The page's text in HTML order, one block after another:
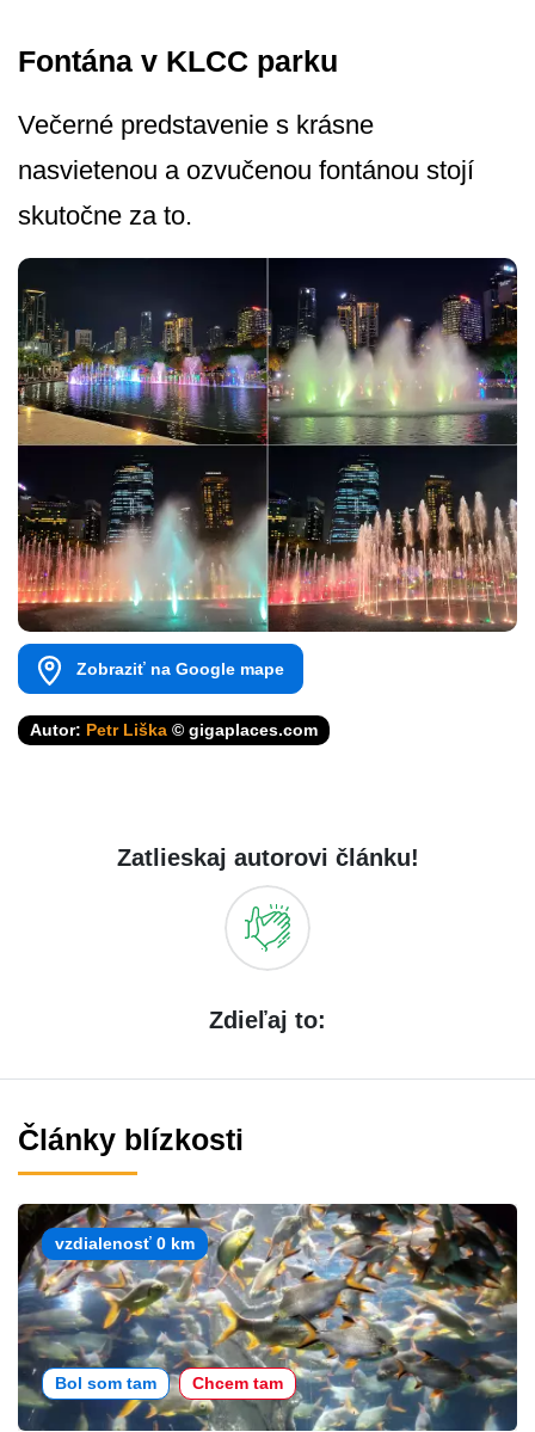
Fontána v KLCC parku
Večerné predstavenie s krásne
nasvietenou a ozvučenou fontánou stojí
skutočne za to.
Zobraziť na Google mape
Autor: Petr Liška © gigaplaces.com
Zatlieskaj autorovi článku!
Zdieľaj to:
Články blízkosti
vzdialenosť 0 km
Bol som tam Chcem tam